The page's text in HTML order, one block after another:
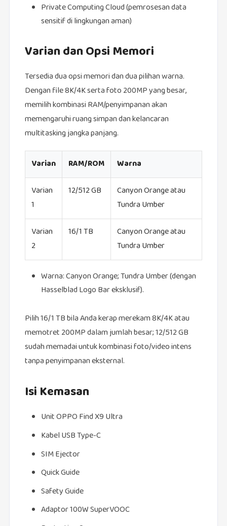
Private Computing Cloud (pemrosesan data
sensitif di lingkungan aman)
Varian dan Opsi Memori
Tersedia dua opsi memori dan dua pilihan warna.
Dengan file 8K/4K serta foto 200MP yang besar,
memilih kombinasi RAM/penyimpanan akan
memengaruhi ruang simpan dan kelancaran
multitasking jangka panjang.
Varian RAM/ROM
Warna
Varian
1
12/512 GB
Canyon Orange atau
Tundra Umber
Varian
2
16/1 TB
Canyon Orange atau
Tundra Umber
Warna: Canyon Orange; Tundra Umber (dengan
Hasselblad Logo Bar eksklusif).
Pilih 16/1 TB bila Anda kerap merekam 8K/4K atau
memotret 200MP dalam jumlah besar; 12/512 GB
sudah memadai untuk kombinasi foto/video intens
tanpa penyimpanan eksternal.
Isi Kemasan
Unit OPPO Find X9 Ultra
Kabel USB Type‑C
SIM Ejector
Quick Guide
Safety Guide
Adaptor 100W SuperVOOC